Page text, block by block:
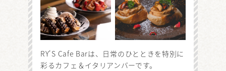
RY'S Cafe Barは、日常のひとときを特別に
彩るカフェ＆イタリアンバーです。